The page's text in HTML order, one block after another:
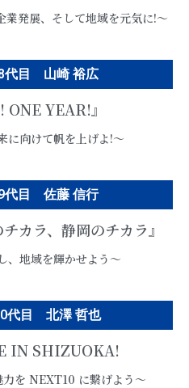
発展、そして地域を元気に!〜
目 山崎 裕広
ONE YEAR!』
に向けて帆を上げよ!〜
目 佐藤 信行
カラ、静岡のチカラ』
、地域を輝かせよう〜
代目 北澤 哲也
IN SHIZUOKA!
を NEXT10 に繋げよう〜